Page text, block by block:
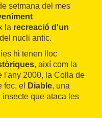
setmana del mes
la recreació d'un
nucli antic.
hi tenen lloc
, així com la
l'any 2000, la Colla de
foc, el
Diable, una
que ataca les